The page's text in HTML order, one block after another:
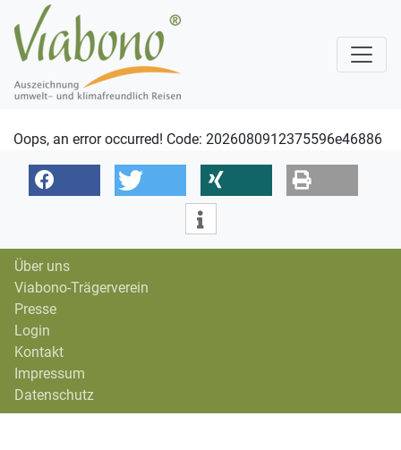
Oops, an error occurred! Code: 2026080912375596e46886
Über uns
Viabono-Trägerverein
Presse
Login
Kontakt
Impressum
Datenschutz